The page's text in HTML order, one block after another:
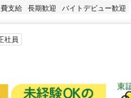
支給 長期歓迎 バイトデビュー歓迎
社員